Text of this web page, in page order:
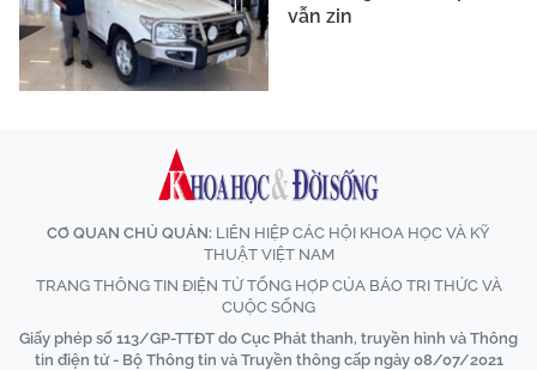
vẫn zin
CƠ QUAN CHỦ QUẢN: LIÊN HIỆP CÁC HỘI KHOA HỌC VÀ KỸ
THUẬT VIỆT NAM
TRANG THÔNG TIN ĐIỆN TỬ TỔNG HỢP CỦA BÁO TRI THỨC VÀ
CUỘC SỐNG
Giấy phép số 113/GP-TTĐT do Cục Phát thanh, truyền hình và Thông
tin điện tử - Bộ Thông tin và Truyền thông cấp ngày 08/07/2021